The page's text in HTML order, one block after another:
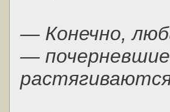
— Конечно,
—